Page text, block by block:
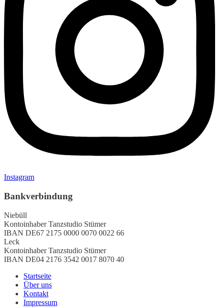
Instagram
Bankverbindung
Niebüll
KontoinhaberTanzstudio Stümer
IBAN DE67 2175 0000 0070 0022 66
Leck
KontoinhaberTanzstudio Stümer
IBAN DE04 2176 3542 0017 8070 40
Startseite
Über uns
Kontakt
Impressum